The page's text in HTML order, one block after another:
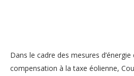
Dans le cadre des mesures
compensation à la taxe éolienne,